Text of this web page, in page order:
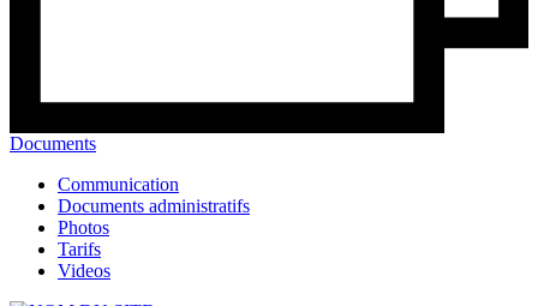
Documents
Communication
Documents administratifs
Photos
Tarifs
Videos